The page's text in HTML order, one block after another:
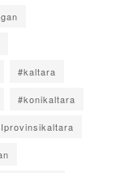
#kaltara
#konikaltara